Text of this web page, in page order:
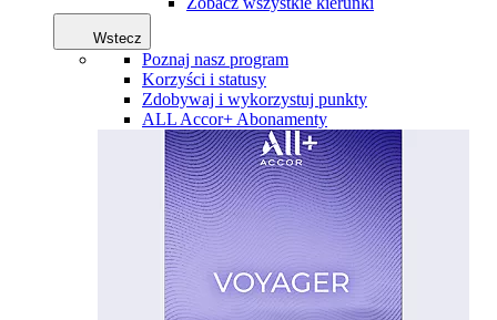
Wstecz
Poznaj nasz program
Korzyści i statusy
Zdobywaj i wykorzystuj punkty
ALL Accor+ Abonamenty